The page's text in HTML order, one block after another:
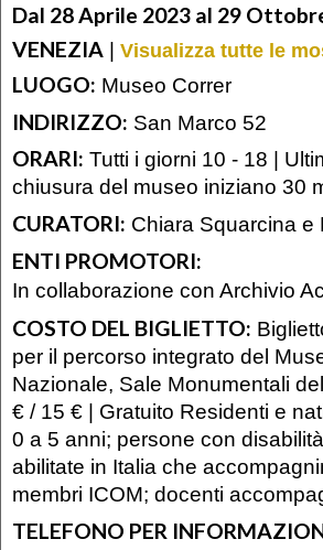
Dal 28 Aprile 2023 al 29
VENEZIA | Visualizza tutte le
LUOGO: Museo Correr
INDIRIZZO: San Marco 52
ORARI: Tutti i giorni 10 - 18 |
chiusura del museo iniziano 30
CURATORI: Chiara Squarcina e
ENTI PROMOTORI:
In collaborazione con Archivio
COSTO DEL BIGLIETTO:
per il percorso integrato del
Nazionale, Sale Monumentali
€ / 15 € | Gratuito Residenti e
0 a 5 anni; persone con
abilitate in Italia che
membri ICOM; docenti
TELEFONO PER